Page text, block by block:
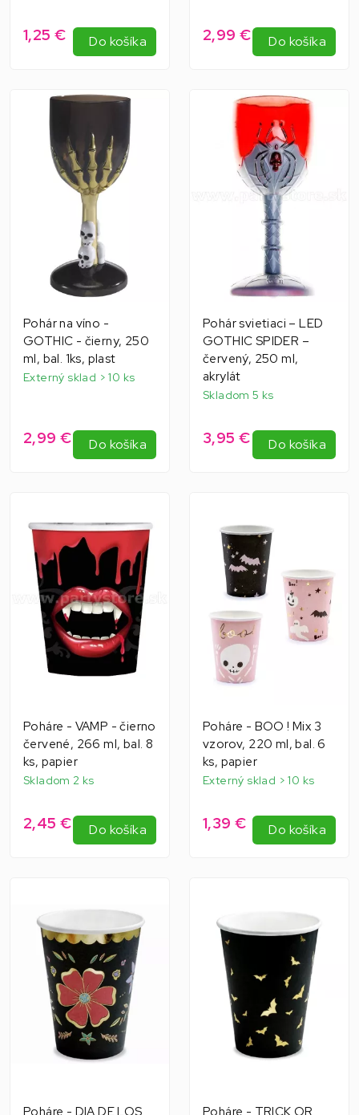
1,25 € Do košíka 2,99 € Do košíka
Pohár na víno -
GOTHIC - čierny, 250
ml, bal. 1ks, plast
Externý sklad > 10 ks
2,99 € Do košíka
Pohár svietiaci – LED
GOTHIC SPIDER –
červený, 250 ml,
akrylát
Skladom 5 ks
3,95 € Do košíka
Poháre - VAMP - čierno
červené, 266 ml, bal. 8
ks, papier
Skladom 2 ks
2,45 € Do košíka
Poháre - BOO ! Mix 3
vzorov, 220 ml, bal. 6
ks, papier
Externý sklad > 10 ks
1,39 € Do košíka
Poháre - DIA DE LOS Poháre - TRICK OR